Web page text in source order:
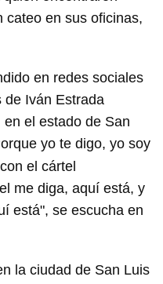
cateo en sus oficinas,
en redes sociales
de Iván Estrada
el estado de San
yo te digo, yo soy
el cártel
me diga, aquí está, y
está", se escucha en
la ciudad de San Luis